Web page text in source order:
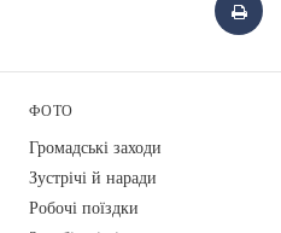
ФОТО
Громадські заходи
Зустрічі й наради
Робочі поїздки